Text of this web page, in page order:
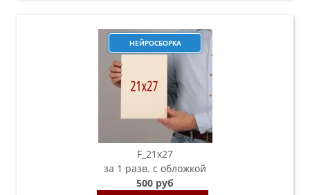
НЕЙРОСБОРКА
F_21х27
за 1 разв. с обложкой
500 руб